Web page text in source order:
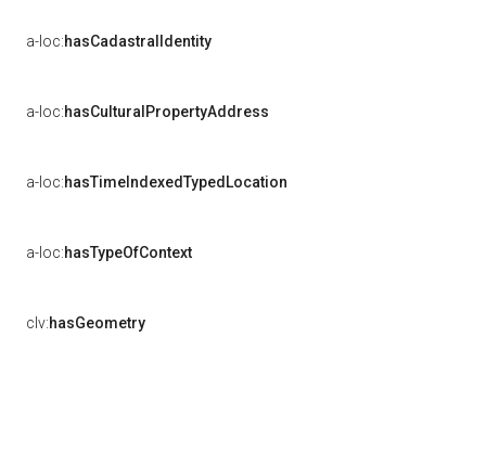
a-loc:hasCadastralIdentity
a-loc:hasCulturalPropertyAddress
a-loc:hasTimeIndexedTypedLocation
a-loc:hasTypeOfContext
clv:hasGeometry